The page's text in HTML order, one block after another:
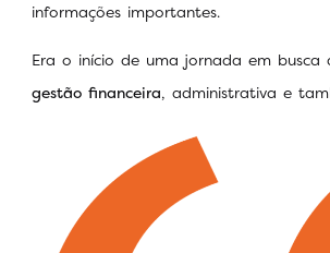
informações importantes.
Era o início de uma jornada em busca
gestão financeira, administrativa e